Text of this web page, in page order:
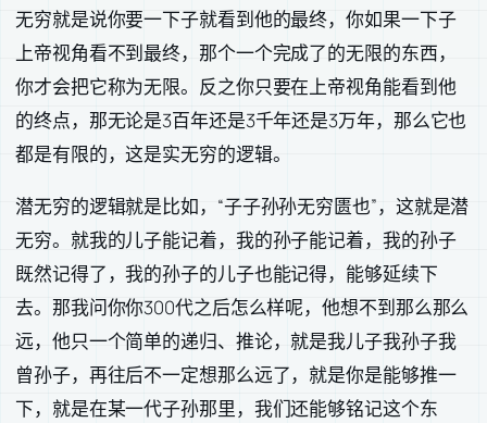
无穷就是说你要一下子就看到他的最终，你如果一下子
上帝视角看不到最终，那个一个完成了的无限的东西，
你才会把它称为无限。反之你只要在上帝视角能看到他
的终点，那无论是3百年还是3千年还是3万年，那么它也
都是有限的，这是实无穷的逻辑。
潜无穷的逻辑就是比如，“子子孙孙无穷匮也”，这就是潜
无穷。就我的儿子能记着，我的孙子能记着，我的孙子
既然记得了，我的孙子的儿子也能记得，能够延续下
去。那我问你你300代之后怎么样呢，他想不到那么那么
远，他只一个简单的递归、推论，就是我儿子我孙子我
曾孙子，再往后不一定想那么远了，就是你是能够推一
下，就是在某一代子孙那里，我们还能够铭记这个东